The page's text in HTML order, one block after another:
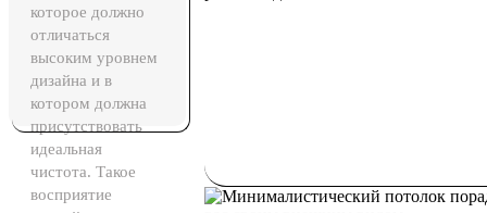
которое должно
отличаться
высоким уровнем
дизайна и в
котором должна
присутствовать
идеальная
чистота. Такое
восприятие